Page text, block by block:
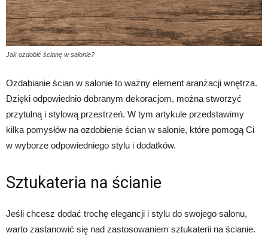
Jak ozdobić ścianę w salonie?
Ozdabianie ścian w salonie to ważny element aranżacji wnętrza.
Dzięki odpowiednio dobranym dekoracjom, można stworzyć
przytulną i stylową przestrzeń. W tym artykule przedstawimy
kilka pomysłów na ozdobienie ścian w salonie, które pomogą Ci
w wyborze odpowiedniego stylu i dodatków.
Sztukateria na ścianie
Jeśli chcesz dodać trochę elegancji i stylu do swojego salonu,
warto zastanowić się nad zastosowaniem sztukaterii na ścianie.